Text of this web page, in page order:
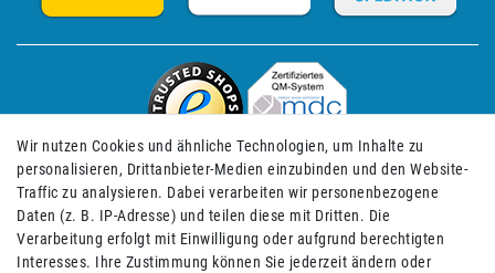
Impressum Daten­schutz­erklärung AGB
Wir nutzen Cookies und ähnliche Technologien, um Inhalte zu
personalisieren, Drittanbieter-Medien einzubinden und den Website-
Traffic zu analysieren. Dabei verarbeiten wir personenbezogene
Daten (z. B. IP-Adresse) und teilen diese mit Dritten. Die
Verarbeitung erfolgt mit Einwilligung oder aufgrund berechtigten
Interesses. Ihre Zustimmung können Sie jederzeit ändern oder